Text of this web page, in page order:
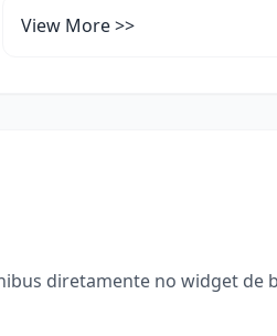
View More >>
diretamente no widget de